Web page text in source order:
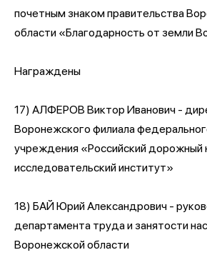
почетным знаком правительства
области «Благодарность от земли
Награждены
17) АЛФЕРОВ Виктор Иванович -
Воронежского филиала
учреждения «Российский дорожный
исследовательский институт»
18) БАЙ Юрий Александрович -
департамента труда и занятости
Воронежской области